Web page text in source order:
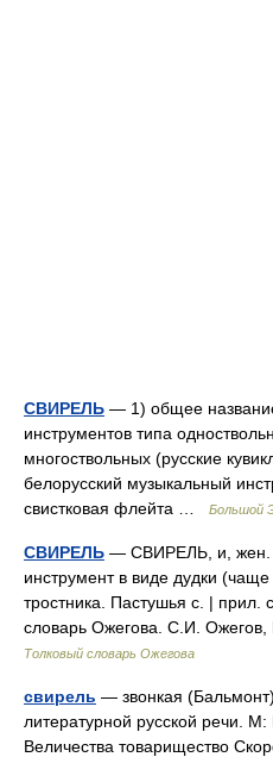
СВИРЕЛЬ — 1) общее
инструментов типа
многоствольных (русские
белорусский музыкальный
свистковая флейта …
Большой
СВИРЕЛЬ — СВИРЕЛЬ, и, жен.
инструмент в виде дудки
тростника. Пастушья с. | прил.
словарь Ожегова. С.И.
Толковый словарь Ожегова
свирель — звонкая
литературной русской речи.
Величества товарищество